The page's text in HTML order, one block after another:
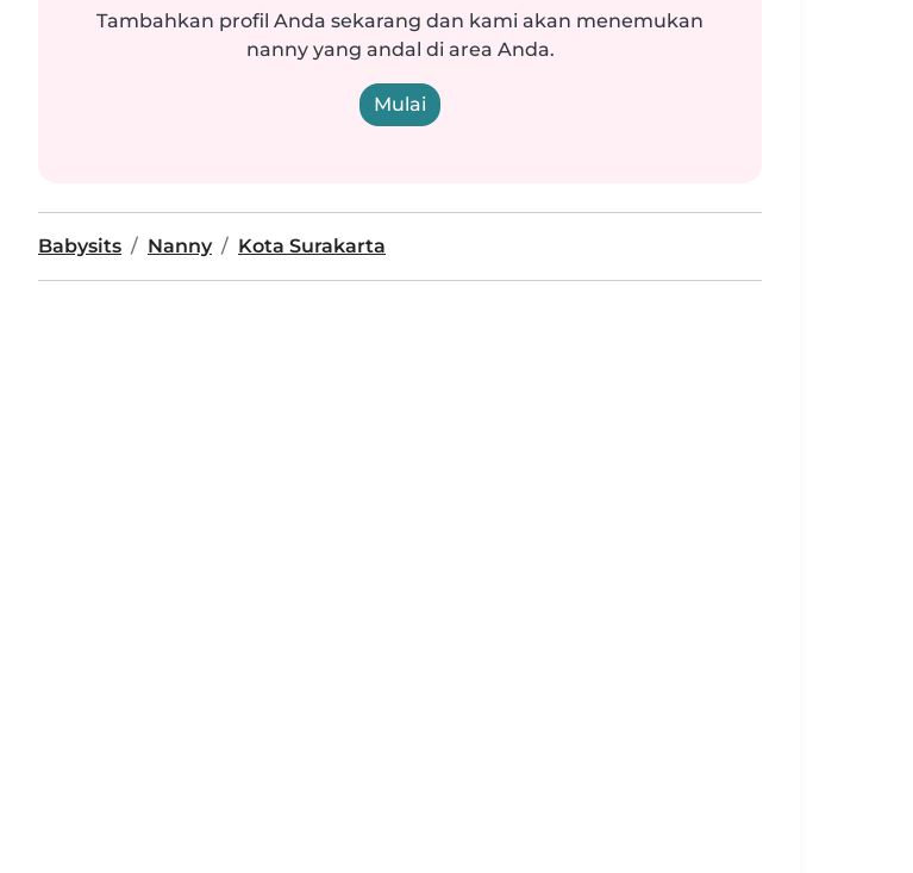
Tambahkan profil Anda sekarang dan kami akan menemukan
nanny yang andal di area Anda.
Mulai
Babysits Nanny Kota Surakarta